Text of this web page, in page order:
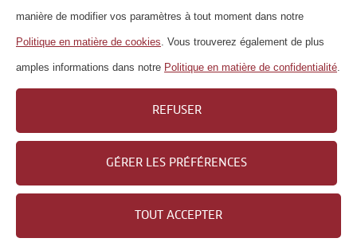
manière de modifier vos paramètres à tout moment dans notre
Politique en matière de cookies. Vous trouverez également de plus
amples informations dans notre Politique en matière de confidentialité.
REFUSER
GÉRER LES PRÉFÉRENCES
TOUT ACCEPTER